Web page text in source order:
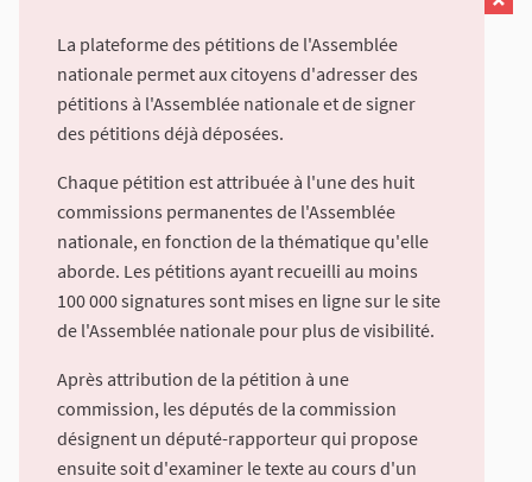
La plateforme des pétitions de l'Assemblée
nationale permet aux citoyens d'adresser des
pétitions à l'Assemblée nationale et de signer
des pétitions déjà déposées.
Chaque pétition est attribuée à l'une des huit
commissions permanentes de l'Assemblée
nationale, en fonction de la thématique qu'elle
aborde. Les pétitions ayant recueilli au moins
100 000 signatures sont mises en ligne sur le site
de l'Assemblée nationale pour plus de visibilité.
Après attribution de la pétition à une
commission, les députés de la commission
désignent un député-rapporteur qui propose
ensuite soit d'examiner le texte au cours d'un